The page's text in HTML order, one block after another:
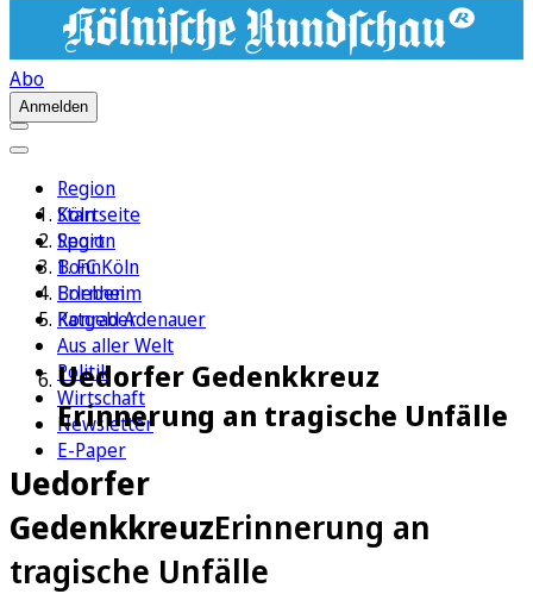
Abo
Anmelden
Region
Köln
Sport
1. FC Köln
Erleben
Ratgeber
Aus aller Welt
Politik
Wirtschaft
Newsletter
E-Paper
Startseite
Region
Bonn
Bornheim
Konrad Adenauer
Uedorfer Gedenkkreuz
Erinnerung an tragische Unfälle
Uedorfer
GedenkkreuzErinnerung an
tragische Unfälle